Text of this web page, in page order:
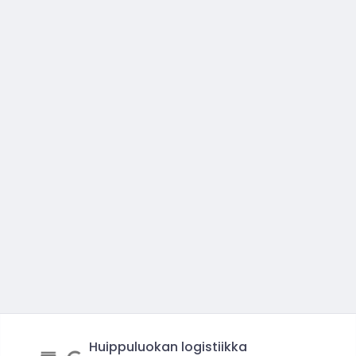
Huippuluokan logistiikka